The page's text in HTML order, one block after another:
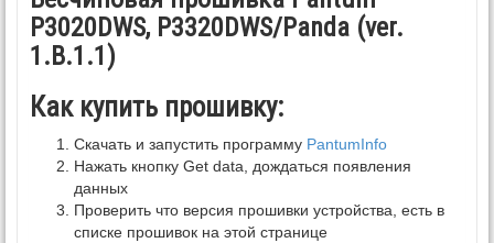
P3020DWS, P3320DWS/Panda (ver.
1.B.1.1)
Как купить прошивку:
Скачать и запустить программу PantumInfo
Нажать кнопку Get data, дождаться появления
данных
Проверить что версия прошивки устройства, есть в
списке прошивок на этой странице